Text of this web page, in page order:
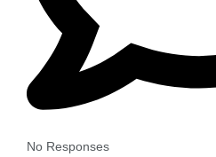
No Responses